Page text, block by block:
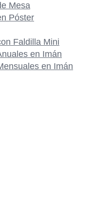
Mesa
Póster
Faldilla Mini
en Imán
en Imán